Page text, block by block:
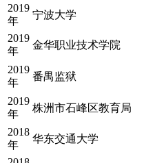
2019
年
宁波大学
2019
年
金华职业技术学院
2019
年
番禺监狱
2019
年
株洲市石峰区教育局
2018
年
华东交通大学